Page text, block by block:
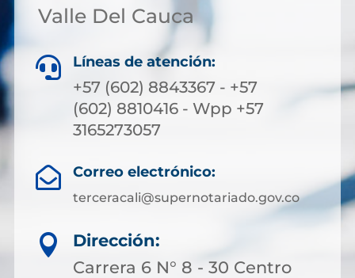
Valle Del Cauca
 Líneas de atención:
+57 (602) 8843367 - +57
(602) 8810416 - Wpp +57
3165273057
 Correo electrónico:
terceracali@supernotariado.gov.co

Dirección:
Carrera 6 N° 8 - 30 Centro